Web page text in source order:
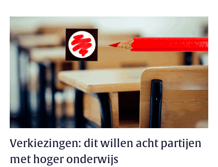
Verkiezingen: dit willen acht partijen
met hoger onderwijs